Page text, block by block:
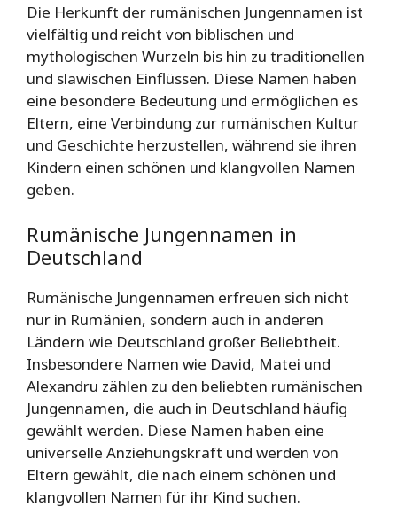
Die Herkunft der rumänischen Jungennamen ist
vielfältig und reicht von biblischen und
mythologischen Wurzeln bis hin zu traditionellen
und slawischen Einflüssen. Diese Namen haben
eine besondere Bedeutung und ermöglichen es
Eltern, eine Verbindung zur rumänischen Kultur
und Geschichte herzustellen, während sie ihren
Kindern einen schönen und klangvollen Namen
geben.
Rumänische Jungennamen in
Deutschland
Rumänische Jungennamen erfreuen sich nicht
nur in Rumänien, sondern auch in anderen
Ländern wie Deutschland großer Beliebtheit.
Insbesondere Namen wie David, Matei und
Alexandru zählen zu den beliebten rumänischen
Jungennamen, die auch in Deutschland häufig
gewählt werden. Diese Namen haben eine
universelle Anziehungskraft und werden von
Eltern gewählt, die nach einem schönen und
klangvollen Namen für ihr Kind suchen.